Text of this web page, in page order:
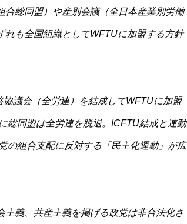
総同盟）や産別会議（全日本産業別労働
も全国組織としてWFTUに加盟する方針
議会（全労連）を結成してWFTUに加盟
総同盟は全労連を脱退。ICFTU結成と連動
の組合支配に反対する「民主化運動」が広
義、共産主義を掲げる政党は非合法化さ